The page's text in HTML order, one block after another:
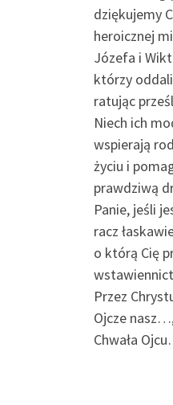
dziękujemy
heroicznej
Józefa i
którzy
ratując
Niech ich
wspierają
życiu i
prawdziwą
Panie, jeśli
racz
o którą Cię
Przez
Ojcze
Chwała